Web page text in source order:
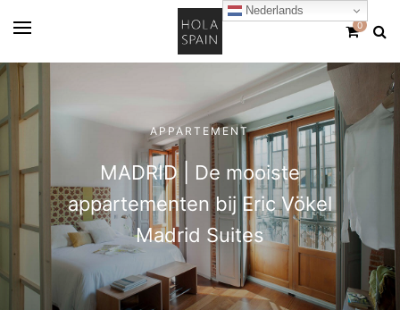
0
APPARTEMENT
MADRID | De mooiste
appartementen bij Eric Vökel
Madrid Suites
Nederlands